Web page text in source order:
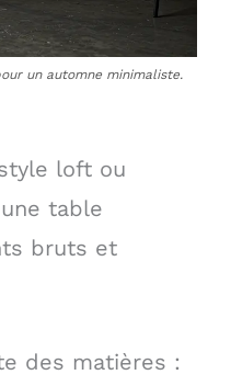
un automne minimaliste.
loft ou
table
bruts et
des matières :